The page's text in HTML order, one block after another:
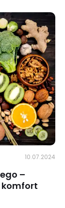
10.07.2024
–
komfort